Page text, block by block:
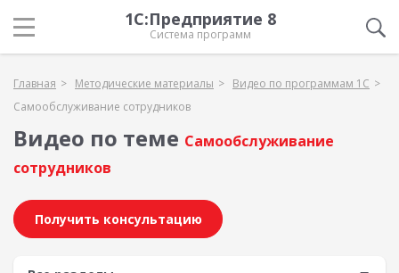
1С:Предприятие 8
Система программ
Главная Методические материалы
Видео по программам 1С
Самообслуживание сотрудников
Видео по теме Самообслуживание
сотрудников
Получить консультацию